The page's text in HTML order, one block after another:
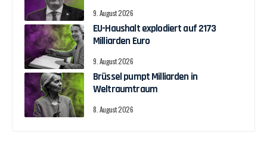
9. August 2026
EU-Haushalt explodiert auf 2173
Milliarden Euro
9. August 2026
Brüssel pumpt Milliarden in
Weltraumtraum
8. August 2026